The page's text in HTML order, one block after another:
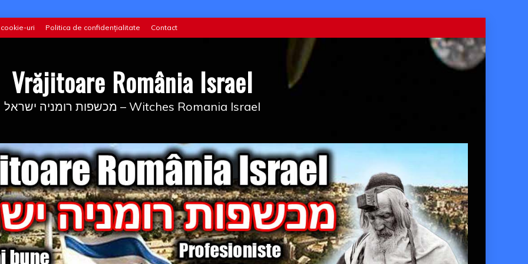
uri Politica de confidențialitate Contact
Vrăjitoare România Israel
מכשפות רומניה ישראל – Witches Romania Israel